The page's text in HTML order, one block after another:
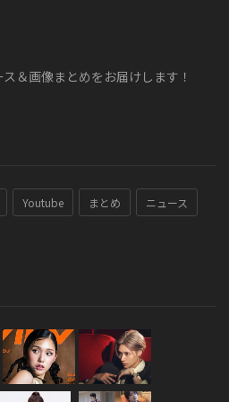
＆画像まとめをお届けします！
Youtube まとめ ニュース